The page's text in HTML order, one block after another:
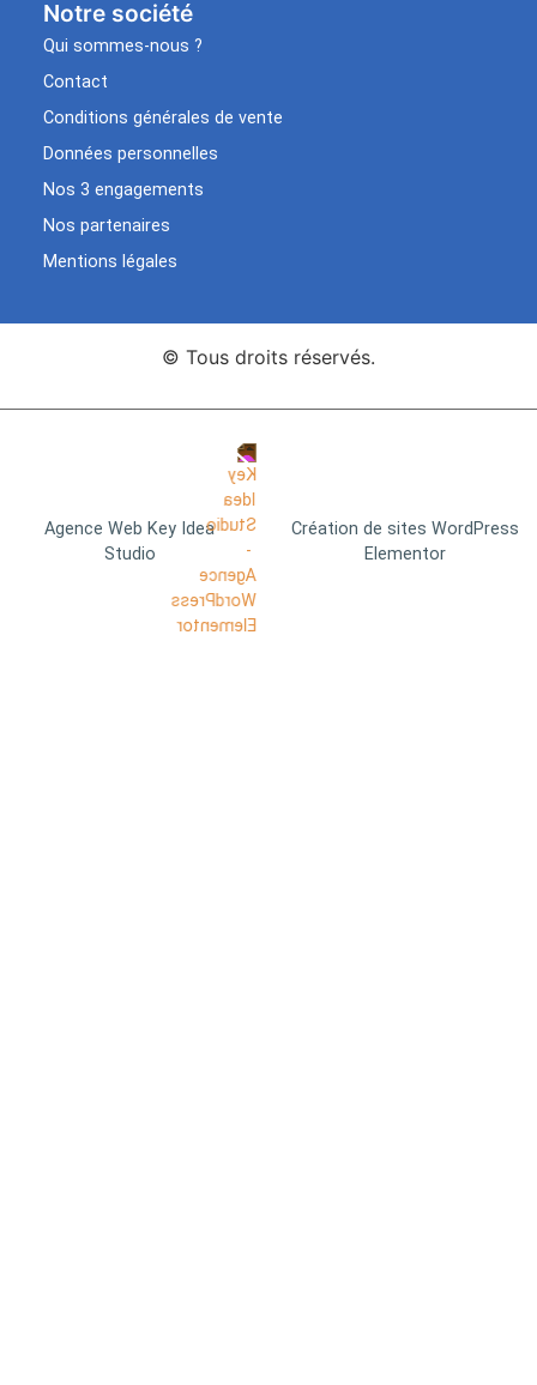
Notre société
Qui sommes-nous ?
Contact
Conditions générales de vente
Données personnelles
Nos 3 engagements
Nos partenaires
Mentions légales
© Tous droits réservés.
Agence Web Key Idea
Studio
Création de sites WordPress
Elementor